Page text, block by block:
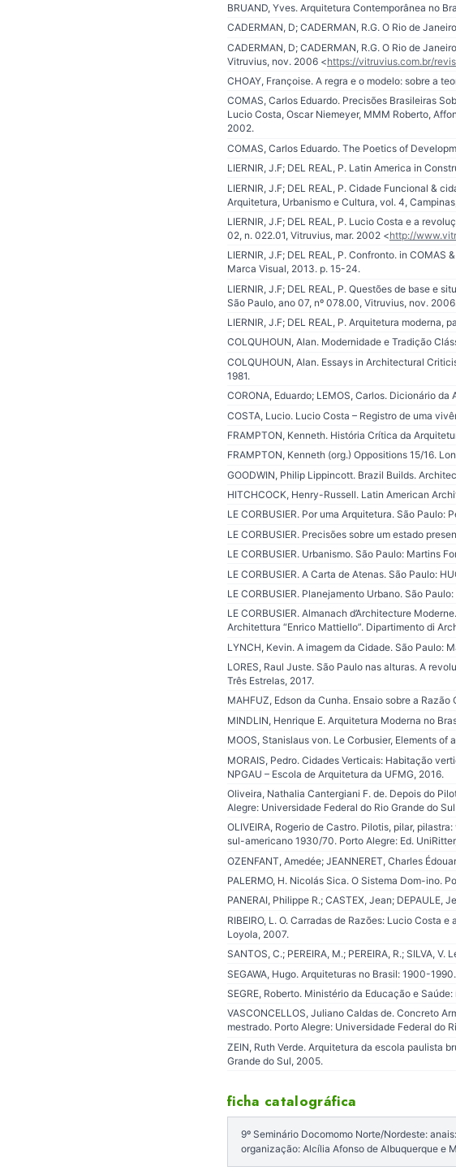
BRUAND, Yves. Arquitetura Contemporânea no
CADERMAN, D; CADERMAN, R.G. O Rio de
CADERMAN, D; CADERMAN, R.G. O Rio de
Vitruvius, nov. 2006 <https://vitruvius.com.br/
CHOAY, Françoise. A regra e o modelo: sobre a
COMAS, Carlos Eduardo. Precisões Brasileiras
Lucio Costa, Oscar Niemeyer, MMM Roberto,
2002.
COMAS, Carlos Eduardo. The Poetics of
LIERNIR, J.F; DEL REAL, P. Latin America in
LIERNIR, J.F; DEL REAL, P. Cidade Funcional &
Arquitetura, Urbanismo e Cultura, vol. 4,
LIERNIR, J.F; DEL REAL, P. Lucio Costa e a
02, n. 022.01, Vitruvius, mar. 2002 <http://
LIERNIR, J.F; DEL REAL, P. Confronto. in
Marca Visual, 2013. p. 15-24.
LIERNIR, J.F; DEL REAL, P. Questões de base e
São Paulo, ano 07, nº 078.00, Vitruvius, nov.
LIERNIR, J.F; DEL REAL, P. Arquitetura moderna,
COLQUHOUN, Alan. Modernidade e Tradição
COLQUHOUN, Alan. Essays in Architectural
1981.
CORONA, Eduardo; LEMOS, Carlos. Dicionário
COSTA, Lucio. Lucio Costa – Registro de uma
FRAMPTON, Kenneth. História Crítica da
FRAMPTON, Kenneth (org.) Oppositions 15/16.
GOODWIN, Philip Lippincott. Brazil Builds.
HITCHCOCK, Henry-Russell. Latin American
LE CORBUSIER. Por uma Arquitetura. São Paulo:
LE CORBUSIER. Precisões sobre um estado
LE CORBUSIER. Urbanismo. São Paulo: Martins
LE CORBUSIER. A Carta de Atenas. São Paulo:
LE CORBUSIER. Planejamento Urbano. São
LE CORBUSIER. Almanach d’Architecture
Architettura “Enrico Mattiello”. Dipartimento di
LYNCH, Kevin. A imagem da Cidade. São Paulo:
LORES, Raul Juste. São Paulo nas alturas. A
Três Estrelas, 2017.
MAHFUZ, Edson da Cunha. Ensaio sobre a
MINDLIN, Henrique E. Arquitetura Moderna no
MOOS, Stanislaus von. Le Corbusier, Elements of
MORAIS, Pedro. Cidades Verticais: Habitação
NPGAU – Escola de Arquitetura da UFMG, 2016.
Oliveira, Nathalia Cantergiani F. de. Depois do
Alegre: Universidade Federal do Rio Grande do
OLIVEIRA, Rogerio de Castro. Pilotis, pilar,
sul-americano 1930/70. Porto Alegre: Ed.
OZENFANT, Amedée; JEANNERET, Charles
PALERMO, H. Nicolás Sica. O Sistema Dom-ino.
PANERAI, Philippe R.; CASTEX, Jean;
RIBEIRO, L. O. Carradas de Razões: Lucio Costa
Loyola, 2007.
SANTOS, C.; PEREIRA, M.; PEREIRA, R.; SILVA,
SEGAWA, Hugo. Arquiteturas no Brasil: 1900-
SEGRE, Roberto. Ministério da Educação e
VASCONCELLOS, Juliano Caldas de. Concreto
mestrado. Porto Alegre: Universidade Federal do
ZEIN, Ruth Verde. Arquitetura da escola paulista
Grande do Sul, 2005.
ficha catalográfica
9º Seminário Docomomo Norte/Nordeste:
organização: Alcília Afonso de Albuquerque e